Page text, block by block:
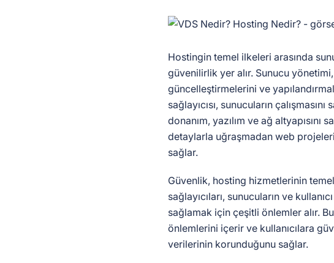
Hostingin temel ilkeleri arasında
güvenilirlik yer alır. Sunucu yönetimi,
güncelleştirmelerini ve
sağlayıcısı, sunucuların
donanım, yazılım ve ağ altyapısını
detaylarla uğraşmadan web
sağlar.
Güvenlik, hosting hizmetlerinin
sağlayıcıları, sunucuların ve
sağlamak için çeşitli önlemler alır.
önlemlerini içerir ve kullanıcılara
verilerinin korunduğunu sağlar.